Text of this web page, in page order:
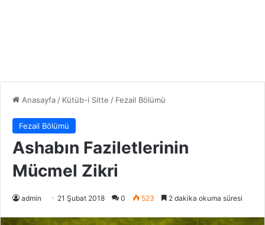
Anasayfa/ Kütüb-i Sitte / Fezail Bölümü
Fezail Bölümü
Ashabın Faziletlerinin
Mücmel Zikri
admin 21 Şubat 2018 0 523 2 dakika okuma süresi